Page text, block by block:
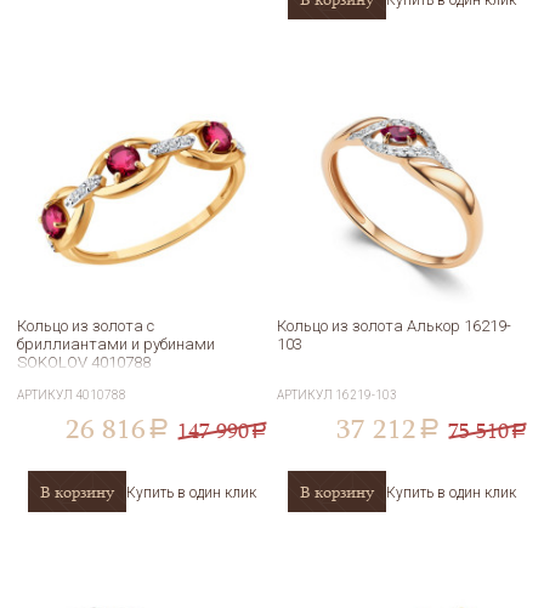
Кольцо из золота с
бриллиантами и рубинами
SOKOLOV 4010788
АРТИКУЛ 4010788
26 816 a 147 990a
В корзину Купить в один клик
Кольцо из золота Алькор 16219-
103
АРТИКУЛ 16219-103
37 212 a 75 510a
В корзину Купить в один клик